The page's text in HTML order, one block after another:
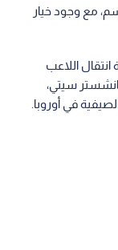
مع وجود خيار
انتقال اللاعب
سيتي،
في أوروبا.